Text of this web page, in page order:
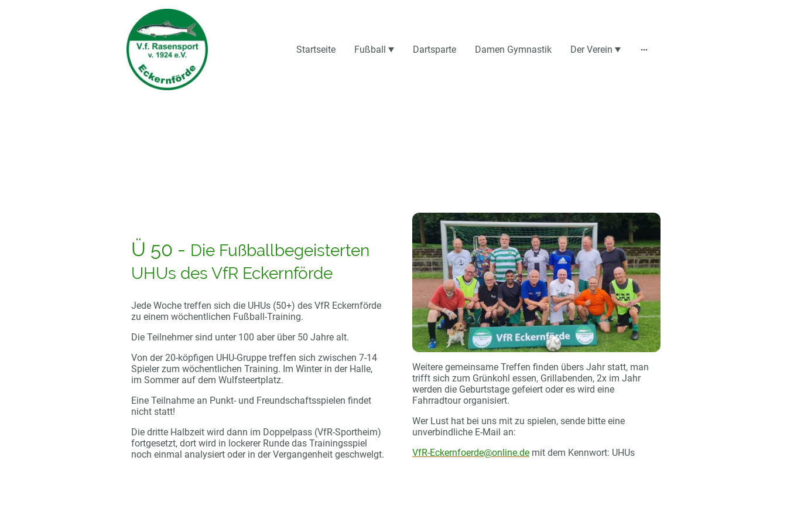
Startseite Fußball Dartsparte Damen Gymnastik Der Verein
Ü 50 - Die Fußballbegeisterten
UHUs des VfR Eckernförde
Jede Woche treffen sich die UHUs (50+) des VfR Eckernförde
zu einem wöchentlichen Fußball-Training.
Die Teilnehmer sind unter 100 aber über 50 Jahre alt.
Von der 20-köpfigen UHU-Gruppe treffen sich zwischen 7-14
Spieler zum wöchentlichen Training. Im Winter in der Halle,
im Sommer auf dem Wulfsteertplatz.
Eine Teilnahme an Punkt- und Freundschaftsspielen findet
nicht statt!
Die dritte Halbzeit wird dann im Doppelpass (VfR-Sportheim)
fortgesetzt, dort wird in lockerer Runde das Trainingsspiel
noch einmal analysiert oder in der Vergangenheit geschwelgt.
Weitere gemeinsame Treffen finden übers Jahr statt, man
trifft sich zum Grünkohl essen, Grillabenden, 2x im Jahr
werden die Geburtstage gefeiert oder es wird eine
Fahrradtour organisiert.
Wer Lust hat bei uns mit zu spielen, sende bitte eine
unverbindliche E-Mail an:
VfR-Eckernfoerde@online.de mit dem Kennwort: UHUs